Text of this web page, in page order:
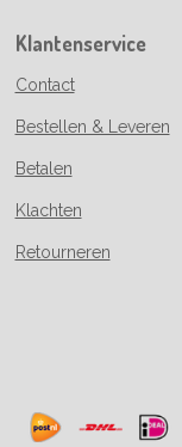
Klantenservice
Contact
Bestellen & Leveren
Betalen
Klachten
Retourneren